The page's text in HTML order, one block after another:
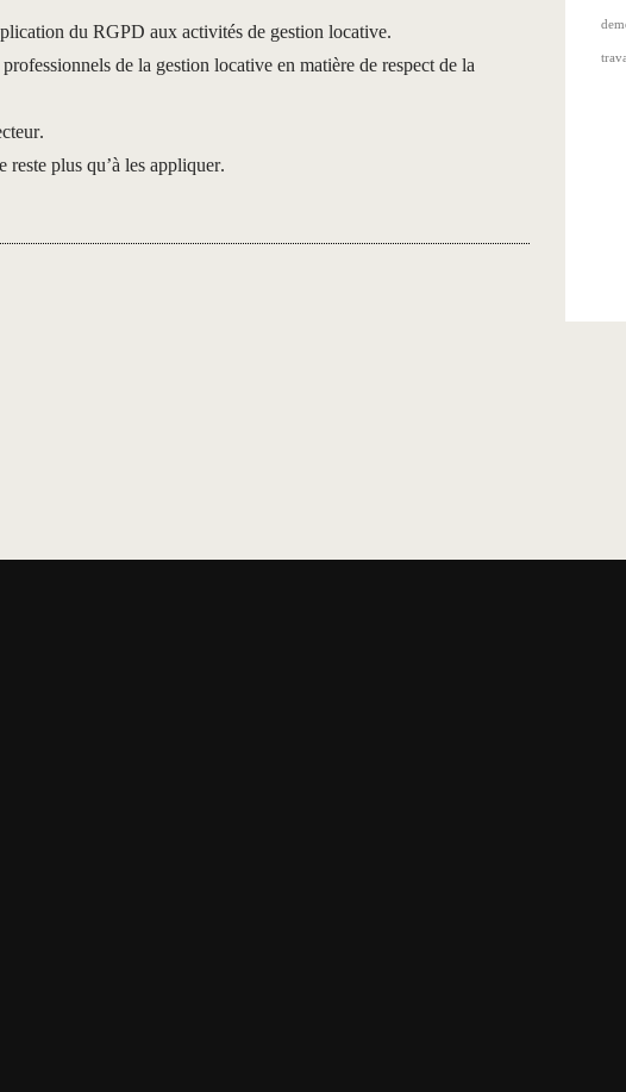
du RGPD aux activités de gestion locative.
de la gestion locative en matière de respect de la
reste plus qu’à les appliquer.